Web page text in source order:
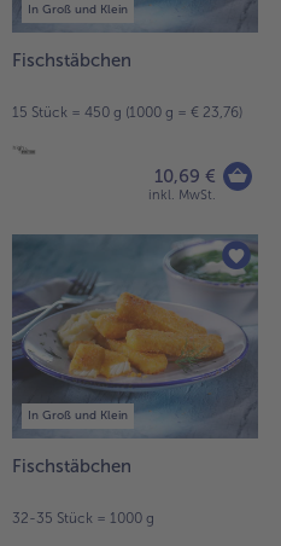
In Groß und Klein
Fischstäbchen
15 Stück = 450 g (1000 g = € 23,76)
10,69 €
inkl. MwSt.
In Groß und Klein
Fischstäbchen
32-35 Stück = 1000 g